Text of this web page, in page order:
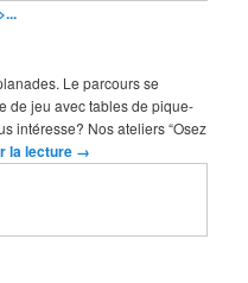
Le parcours se
de jeu avec tables de pique-
intéresse? Nos ateliers “Osez
la lecture →